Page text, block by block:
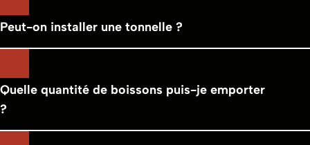
Peut-on installer une tonnelle ?
Quelle quantité de boissons puis-je emporter
?